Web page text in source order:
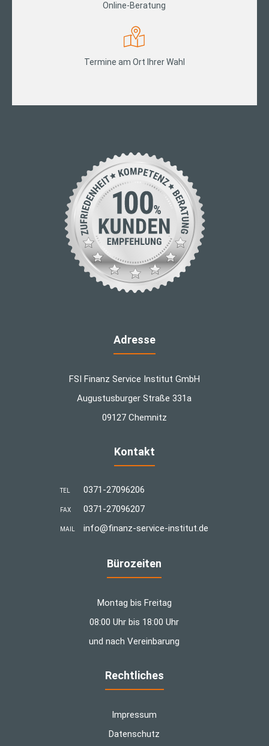
Online-Beratung
Termine am Ort Ihrer Wahl
Adresse
FSI Finanz Service Institut GmbH
Augustusburger Straße 331a
09127 Chemnitz
Kontakt
TEL 0371-27096206
FAX 0371-27096207
MAIL info@finanz-service-institut.de
Bürozeiten
Montag bis Freitag
08:00 Uhr bis 18:00 Uhr
und nach Vereinbarung
Rechtliches
Impressum
Datenschutz